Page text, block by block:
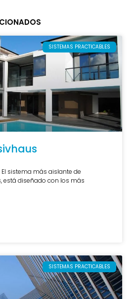
SISTEMAS PRACTICABLES
sistema más aislante de
está diseñado con los más
SISTEMAS PRACTICABLES